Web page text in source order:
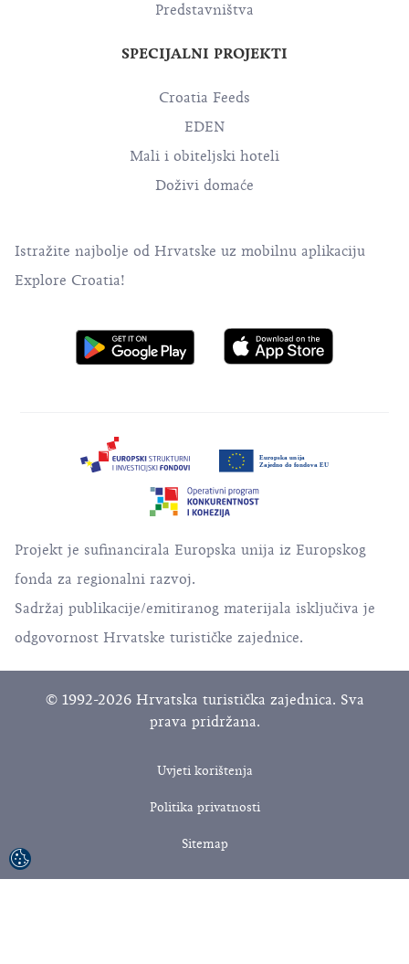
Predstavništva
SPECIJALNI PROJEKTI
Croatia Feeds
EDEN
Mali i obiteljski hoteli
Doživi domaće
Istražite najbolje od Hrvatske uz mobilnu aplikaciju
Explore Croatia!
Projekt je sufinancirala Europska unija iz Europskog
fonda za regionalni razvoj.
Sadržaj publikacije/emitiranog materijala isključiva je
odgovornost Hrvatske turističke zajednice.
© 1992-2026 Hrvatska turistička zajednica. Sva
prava pridržana.
Uvjeti korištenja
Politika privatnosti
Sitemap